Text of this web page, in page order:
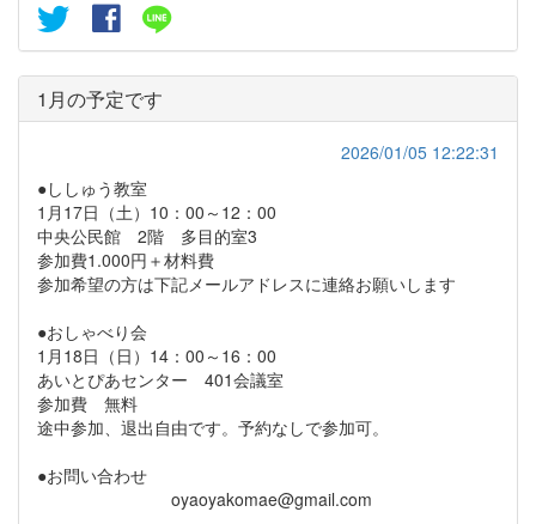
1月の予定です
2026/01/05 12:22:31
●ししゅう教室
1月17日（土）10：00～12：00
中央公民館 2階 多目的室3
参加費1.000円＋材料費
参加希望の方は下記メールアドレスに連絡お願いします
●おしゃべり会
1月18日（日）14：00～16：00
あいとぴあセンター 401会議室
参加費 無料
途中参加、退出自由です。予約なしで参加可。
●お問い合わせ
oyaoyakomae@gmail.com